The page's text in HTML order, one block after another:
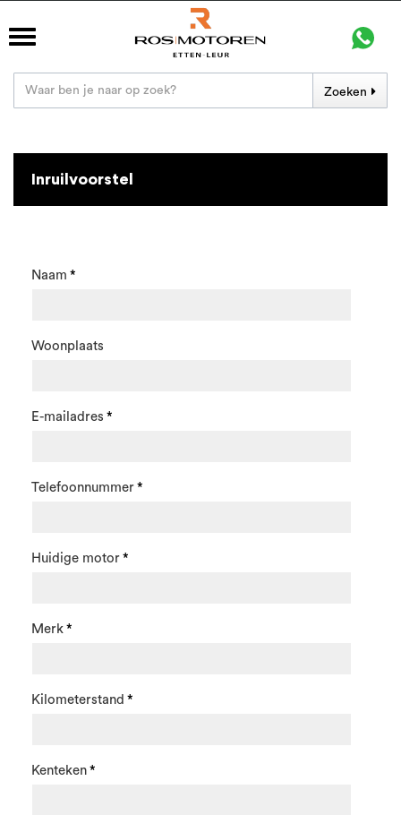
Zoeken
Inruilvoorstel
Naam
Woonplaats
E-mailadres
Telefoonnummer
Huidige motor
Merk
Kilometerstand
Kenteken